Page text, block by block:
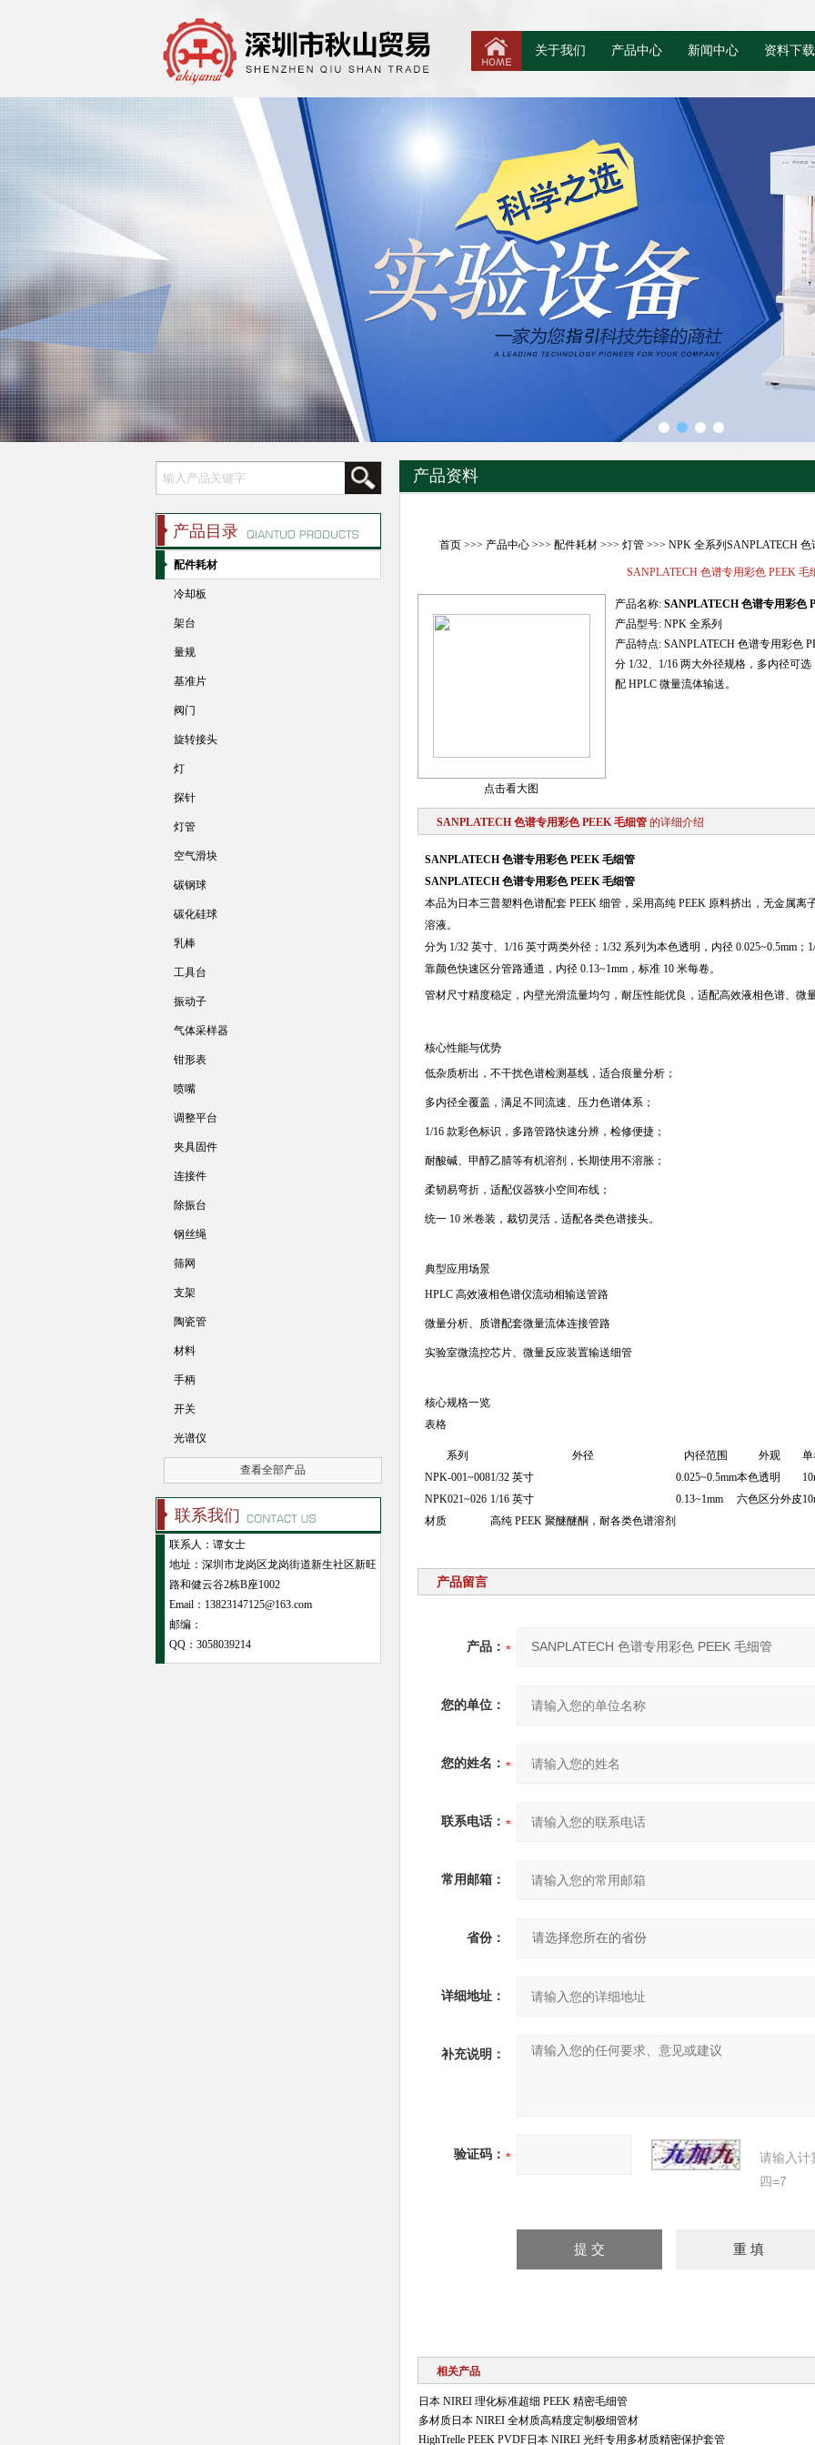
关于我们 产品中心 新闻中心 资料下载
产品资料
首页>>> 产品中心>>> 配件耗材>>> 灯管>>> NPK 全系列SANPLATECH 色
SANPLATECH 色谱专用彩色 PEEK 毛
点击看大图
产品名称: SANPLATECH 色谱专用彩色
产品型号: NPK 全系列
产品特点: SANPLATECH 色谱专用彩色
分 1/32、1/16 两大外径规格，多内径可
配 HPLC 微量流体输送。
SANPLATECH 色谱专用彩色 PEEK 毛细管 的详细介绍
SANPLATECH 色谱专用彩色 PEEK 毛细管
SANPLATECH 色谱专用彩色 PEEK 毛细管
本品为日本三普塑料色谱配套 PEEK 细管，采用高纯 PEEK 原料挤出，无金属
溶液。
分为 1/32 英寸、1/16 英寸两类外径；1/32 系列为本色透明，内径 0.025~0.5mm
靠颜色快速区分管路通道，内径 0.13~1mm，标准 10 米每卷。
管材尺寸精度稳定，内壁光滑流量均匀，耐压性能优良，适配高效液相色谱、微
核心性能与优势
低杂质析出，不干扰色谱检测基线，适合痕量分析；
多内径全覆盖，满足不同流速、压力色谱体系；
1/16 款彩色标识，多路管路快速分辨，检修便捷；
耐酸碱、甲醇乙腈等有机溶剂，长期使用不溶胀；
柔韧易弯折，适配仪器狭小空间布线；
统一 10 米卷装，裁切灵活，适配各类色谱接头。
典型应用场景
HPLC 高效液相色谱仪流动相输送管路
微量分析、质谱配套微量流体连接管路
实验室微流控芯片、微量反应装置输送细管
核心规格一览
表格
系列 外径 内径范围 外观
NPK-001~0081/32 英寸 0.025~0.5mm本色透明
NPK021~026 1/16 英寸 0.13~1mm 六色区分外皮
材质
高纯 PEEK 聚醚醚酮，耐各类色谱溶剂
产品留言
产品：
您的单位：
您的姓名：
联系电话：
常用邮箱：
省份：
详细地址：
补充说明：
验证码：
请输入计
四=7
相关产品
日本 NIREI 理化标准超细 PEEK 精密毛细管
多材质日本 NIREI 全材质高精度定制极细管材
HighTrelle PEEK PVDF日本 NIREI 光纤专用多材质精密保护套管
产品目录
配件耗材
冷却板
架台
量规
基准片
阀门
旋转接头
灯
探针
灯管
空气滑块
碳钢球
碳化硅球
乳棒
工具台
振动子
气体采样器
钳形表
喷嘴
调整平台
夹具固件
连接件
除振台
钢丝绳
筛网
支架
陶瓷管
材料
手柄
开关
光谱仪
查看全部产品
联系我们
联系人：谭女士
地址：深圳市龙岗区龙岗街道新生社区新旺
路和健云谷2栋B座1002
Email：13823147125@163.com
邮编：
QQ： 3058039214